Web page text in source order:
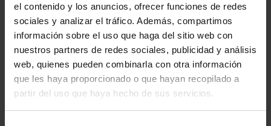
el contenido y los anuncios, ofrecer funciones de redes
sociales y analizar el tráfico. Además, compartimos
información sobre el uso que haga del sitio web con
nuestros partners de redes sociales, publicidad y análisis
web, quienes pueden combinarla con otra información
que les haya proporcionado o que hayan recopilado a
partir del uso que haya hecho de sus servicios.
Salida en velero de la Unidad de
Neurodesarrollo de Ita Argentona
Leer más